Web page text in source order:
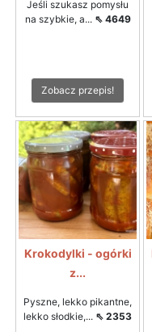
Jeśli szukasz pomysłu
na szybkie, a... ⇖ 4649
Zobacz przepis!
Krokodylki - ogórki
z...
Pyszne, lekko pikantne,
lekko słodkie,... ⇖ 2353